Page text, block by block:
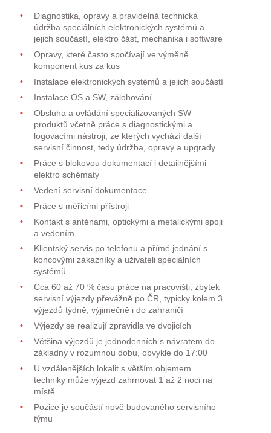
Diagnostika, opravy a pravidelná technická
údržba speciálních elektronických systémů a
jejich součástí, elektro část, mechanika i software
Opravy, které často spočívají ve výměně
komponent kus za kus
Instalace elektronických systémů a jejich součástí
Instalace OS a SW, zálohování
Obsluha a ovládání specializovaných SW
produktů včetně práce s diagnostickými a
logovacími nástroji, ze kterých vychází další
servisní činnost, tedy údržba, opravy a upgrady
Práce s blokovou dokumentací i detailnějšími
elektro schématy
Vedení servisní dokumentace
Práce s měřicími přístroji
Kontakt s anténami, optickými a metalickými spoji
a vedením
Klientský servis po telefonu a přímé jednání s
koncovými zákazníky a uživateli speciálních
systémů
Cca 60 až 70 % času práce na pracovišti, zbytek
servisní výjezdy převážně po ČR, typicky kolem 3
výjezdů týdně, výjimečně i do zahraničí
Výjezdy se realizují zpravidla ve dvojicích
Většina výjezdů je jednodenních s návratem do
základny v rozumnou dobu, obvykle do 17:00
U vzdálenějších lokalit s větším objemem
techniky může výjezd zahrnovat 1 až 2 noci na
místě
Pozice je součástí nově budovaného servisního
týmu